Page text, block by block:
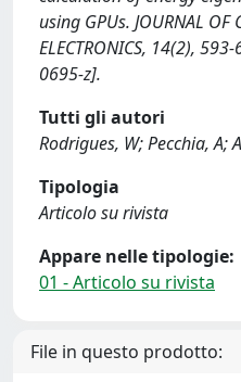
using GPUs. JOURNAL OF
ELECTRONICS, 14(2),
0695-z].
Tutti gli autori
Rodrigues, W; Pecchia, A;
Tipologia
Articolo su rivista
Appare nelle tipologie:
01 - Articolo su rivista
File in questo prodotto: